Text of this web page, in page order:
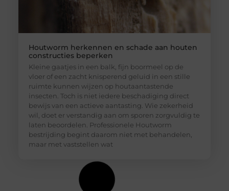
Houtworm herkennen en schade aan houten
constructies beperken
Kleine gaatjes in een balk, fijn boormeel op de
vloer of een zacht knisperend geluid in een stille
ruimte kunnen wijzen op houtaantastende
insecten. Toch is niet iedere beschadiging direct
bewijs van een actieve aantasting. Wie zekerheid
wil, doet er verstandig aan om sporen zorgvuldig te
laten beoordelen. Professionele Houtworm
bestrijding begint daarom niet met behandelen,
maar met vaststellen wat